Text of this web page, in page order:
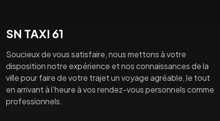
SN TAXI 61
Soucieux de vous satisfaire, nous mettons à votre
disposition notre expérience et nos connaissances de la
ville pour faire de votre trajet un voyage agréable, le tout
en arrivant à l’heure à vos rendez-vous personnels comme
professionnels.